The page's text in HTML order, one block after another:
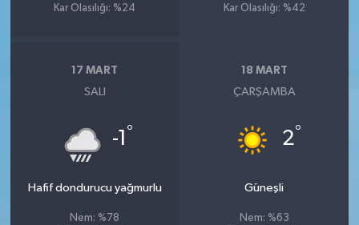
Kar Olasılığı: %24
Kar Olasılığı: %42
17 MART
SALI
-1 °
Hafif dondurucu yağmurlu
Nem: %78
18 MART
ÇARŞAMBA
2°
Güneşli
Nem: %63